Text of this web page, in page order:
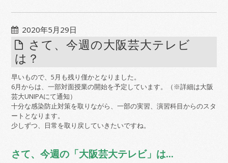
2020年5月29日
さて、今週の大阪芸大テレビ
は？
早いもので、5月も残り僅かとなりました。
6月からは、一部対面授業の開始を予定しています。（※詳細は大阪
芸大UNIPAにて通知）
十分な感染防止対策を取りながら、一部の実習、演習科目からのスタ
ートとなります。
少しずつ、日常を取り戻していきたいですね。
さて、今週の「大阪芸大テレビ」は…